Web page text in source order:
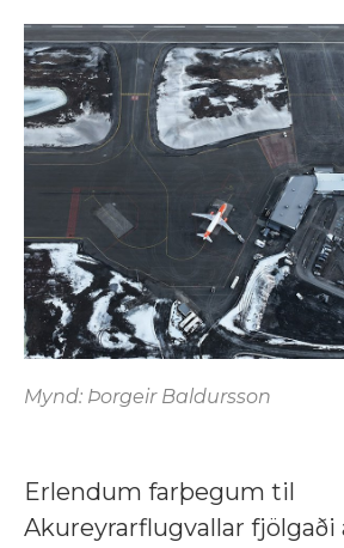
Mynd: Þorgeir Baldursson
Erlendum farþegum til
Akureyrarflugvallar fjölgaði